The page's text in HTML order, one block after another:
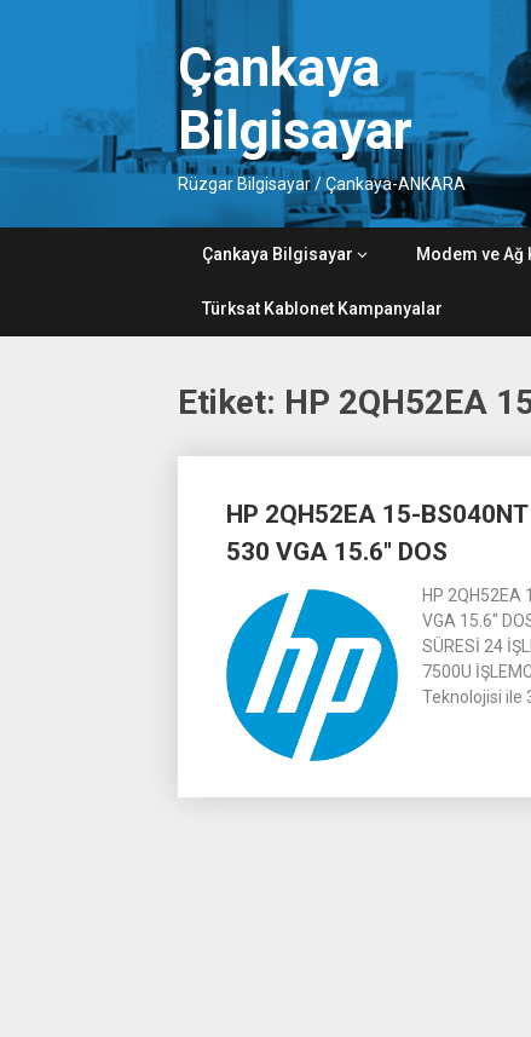
Çankaya
Bilgisayar
Rüzgar Bilgisayar / Çankaya-ANKARA
Çankaya Bilgisayar Modem ve Ağ
Türksat Kablonet Kampanyalar
Etiket: HP 2QH52EA
HP 2QH52EA 15-
530 VGA 15.6″ DOS
HP 2QH52EA
VGA 15.6″
SÜRESİ 24
7500U
Teknolojisi ile
navigation